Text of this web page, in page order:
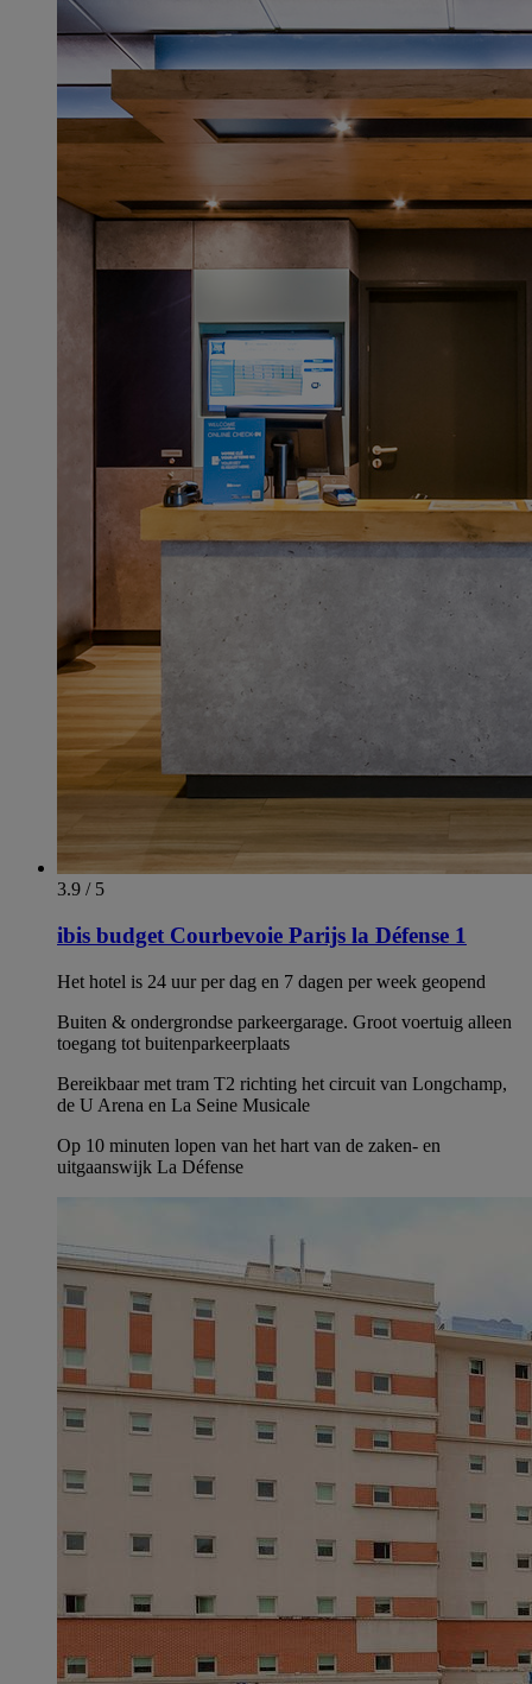
3.9 / 5
ibis budget Courbevoie Parijs la Défense 1
Het hotel is 24 uur per dag en 7 dagen per week geopend
Buiten & ondergrondse parkeergarage. Groot voertuig alleen
toegang tot buitenparkeerplaats
Bereikbaar met tram T2 richting het circuit van Longchamp,
de U Arena en La Seine Musicale
Op 10 minuten lopen van het hart van de zaken- en
uitgaanswijk La Défense